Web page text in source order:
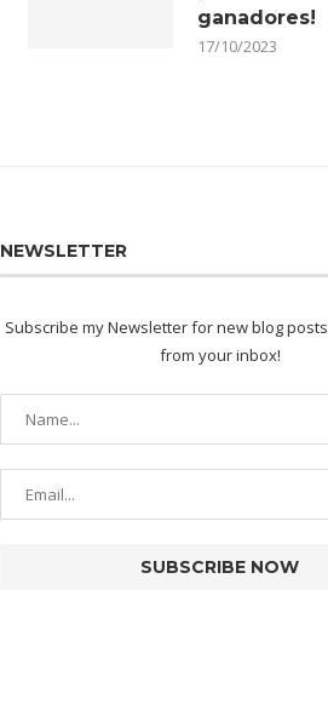
ganadores!
17/10/2023
NEWSLETTER
Subscribe my Newsletter for new blog
from your inbox!